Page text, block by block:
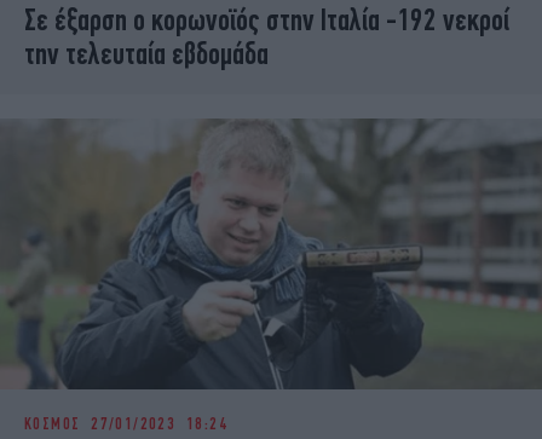
iBOOKS
ΖΩΔΙΑ
OSCARS
NEWSLETTER
Σε έξαρση ο κορωνοϊός στην Ιταλία -192 νεκροί
την τελευταία εβδομάδα
ΚΟΣΜΟΣ 27/01/2023 18:24